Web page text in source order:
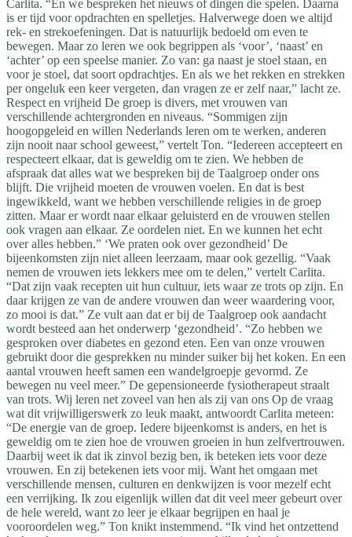
Carlita. “En we bespreken het nieuws of dingen die spelen. Daarna
is er tijd voor opdrachten en spelletjes. Halverwege doen we altijd
rek- en strekoefeningen. Dat is natuurlijk bedoeld om even te
bewegen. Maar zo leren we ook begrippen als ‘voor’, ‘naast’ en
‘achter’ op een speelse manier. Zo van: ga naast je stoel staan, en
voor je stoel, dat soort opdrachtjes. En als we het rekken en strekken
per ongeluk een keer vergeten, dan vragen ze er zelf naar,” lacht ze.
Respect en vrijheid De groep is divers, met vrouwen van
verschillende achtergronden en niveaus. “Sommigen zijn
hoogopgeleid en willen Nederlands leren om te werken, anderen
zijn nooit naar school geweest,” vertelt Ton. “Iedereen accepteert en
respecteert elkaar, dat is geweldig om te zien. We hebben de
afspraak dat alles wat we bespreken bij de Taalgroep onder ons
blijft. Die vrijheid moeten de vrouwen voelen. En dat is best
ingewikkeld, want we hebben verschillende religies in de groep
zitten. Maar er wordt naar elkaar geluisterd en de vrouwen stellen
ook vragen aan elkaar. Ze oordelen niet. En we kunnen het echt
over alles hebben.” ‘We praten ook over gezondheid’ De
bijeenkomsten zijn niet alleen leerzaam, maar ook gezellig. “Vaak
nemen de vrouwen iets lekkers mee om te delen,” vertelt Carlita.
“Dat zijn vaak recepten uit hun cultuur, iets waar ze trots op zijn. En
daar krijgen ze van de andere vrouwen dan weer waardering voor,
zo mooi is dat.” Ze vult aan dat er bij de Taalgroep ook aandacht
wordt besteed aan het onderwerp ‘gezondheid’. “Zo hebben we
gesproken over diabetes en gezond eten. Een van onze vrouwen
gebruikt door die gesprekken nu minder suiker bij het koken. En een
aantal vrouwen heeft samen een wandelgroepje gevormd. Ze
bewegen nu veel meer.” De gepensioneerde fysiotherapeut straalt
van trots. Wij leren net zoveel van hen als zij van ons Op de vraag
wat dit vrijwilligerswerk zo leuk maakt, antwoordt Carlita meteen:
“De energie van de groep. Iedere bijeenkomst is anders, en het is
geweldig om te zien hoe de vrouwen groeien in hun zelfvertrouwen.
Daarbij weet ik dat ik zinvol bezig ben, ik beteken iets voor deze
vrouwen. En zij betekenen iets voor mij. Want het omgaan met
verschillende mensen, culturen en denkwijzen is voor mezelf echt
een verrijking. Ik zou eigenlijk willen dat dit veel meer gebeurt over
de hele wereld, want zo leer je elkaar begrijpen en haal je
vooroordelen weg.” Ton knikt instemmend. “Ik vind het ontzettend